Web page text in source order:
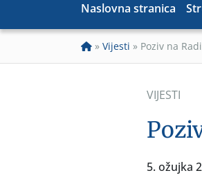
Naslovna stranica
» Vijesti » Poziv na
VIJESTI
5. ožujka